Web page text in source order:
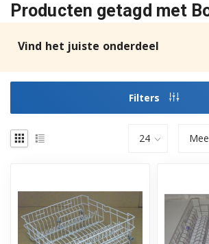
Producten getagd met
Vind het juiste onderdeel
Filters